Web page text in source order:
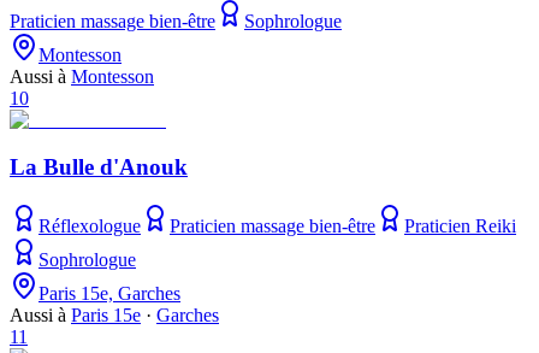
Praticien massage bien-être
Sophrologue
Montesson
Aussi à Montesson
10
La Bulle d'Anouk
Réflexologue Praticien massage bien-être
Praticien Reiki
Sophrologue
Paris 15e, Garches
Aussi à Paris 15e · Garches
11